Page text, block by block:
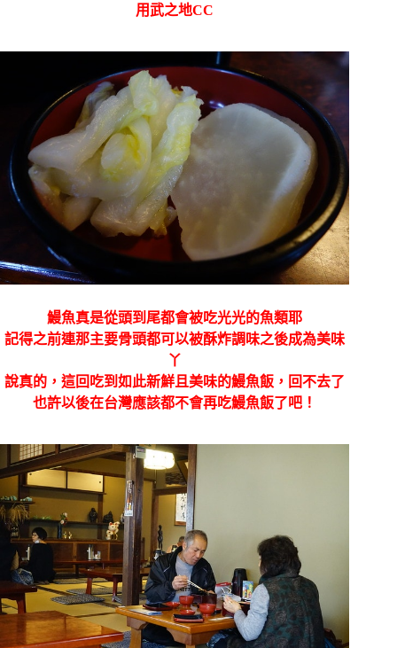
用武之地CC
鰻魚真是從頭到尾都會被吃光光的魚類耶
記得之前連那主要骨頭都可以被酥炸調味之後成為美味
丫
說真的，這回吃到如此新鮮且美味的鰻魚飯，回不去了
也許以後在台灣應該都不會再吃鰻魚飯了吧！